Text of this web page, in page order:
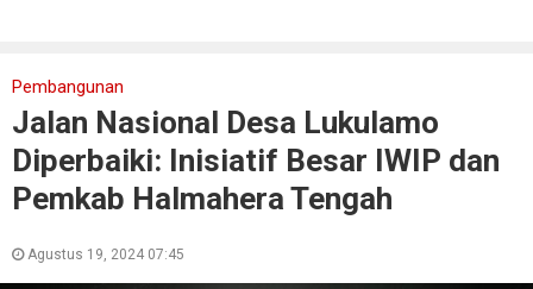
Pembangunan
Jalan Nasional Desa Lukulamo
Diperbaiki: Inisiatif Besar IWIP dan
Pemkab Halmahera Tengah
Agustus 19, 2024 07:45